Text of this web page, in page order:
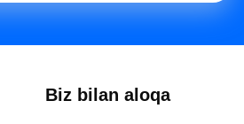
Biz bilan aloqa